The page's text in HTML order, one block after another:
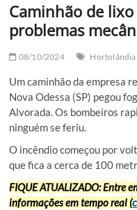
Caminhão de
problemas
08/10/2024 Hortolândia
Um caminhão da empresa
Nova Odessa (SP) pegou
Alvorada. Os bombeiros
ninguém se feriu.
O incêndio começou por
que fica a cerca de 100
FIQUE ATUALIZADO: Entre
informações em tempo real (